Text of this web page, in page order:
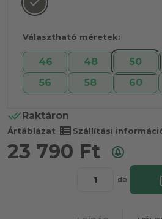
Választható méretek:
46 48 50
56
58 60
Raktáron
Ártáblázat view_list Szállítási
23 790 Ft
db